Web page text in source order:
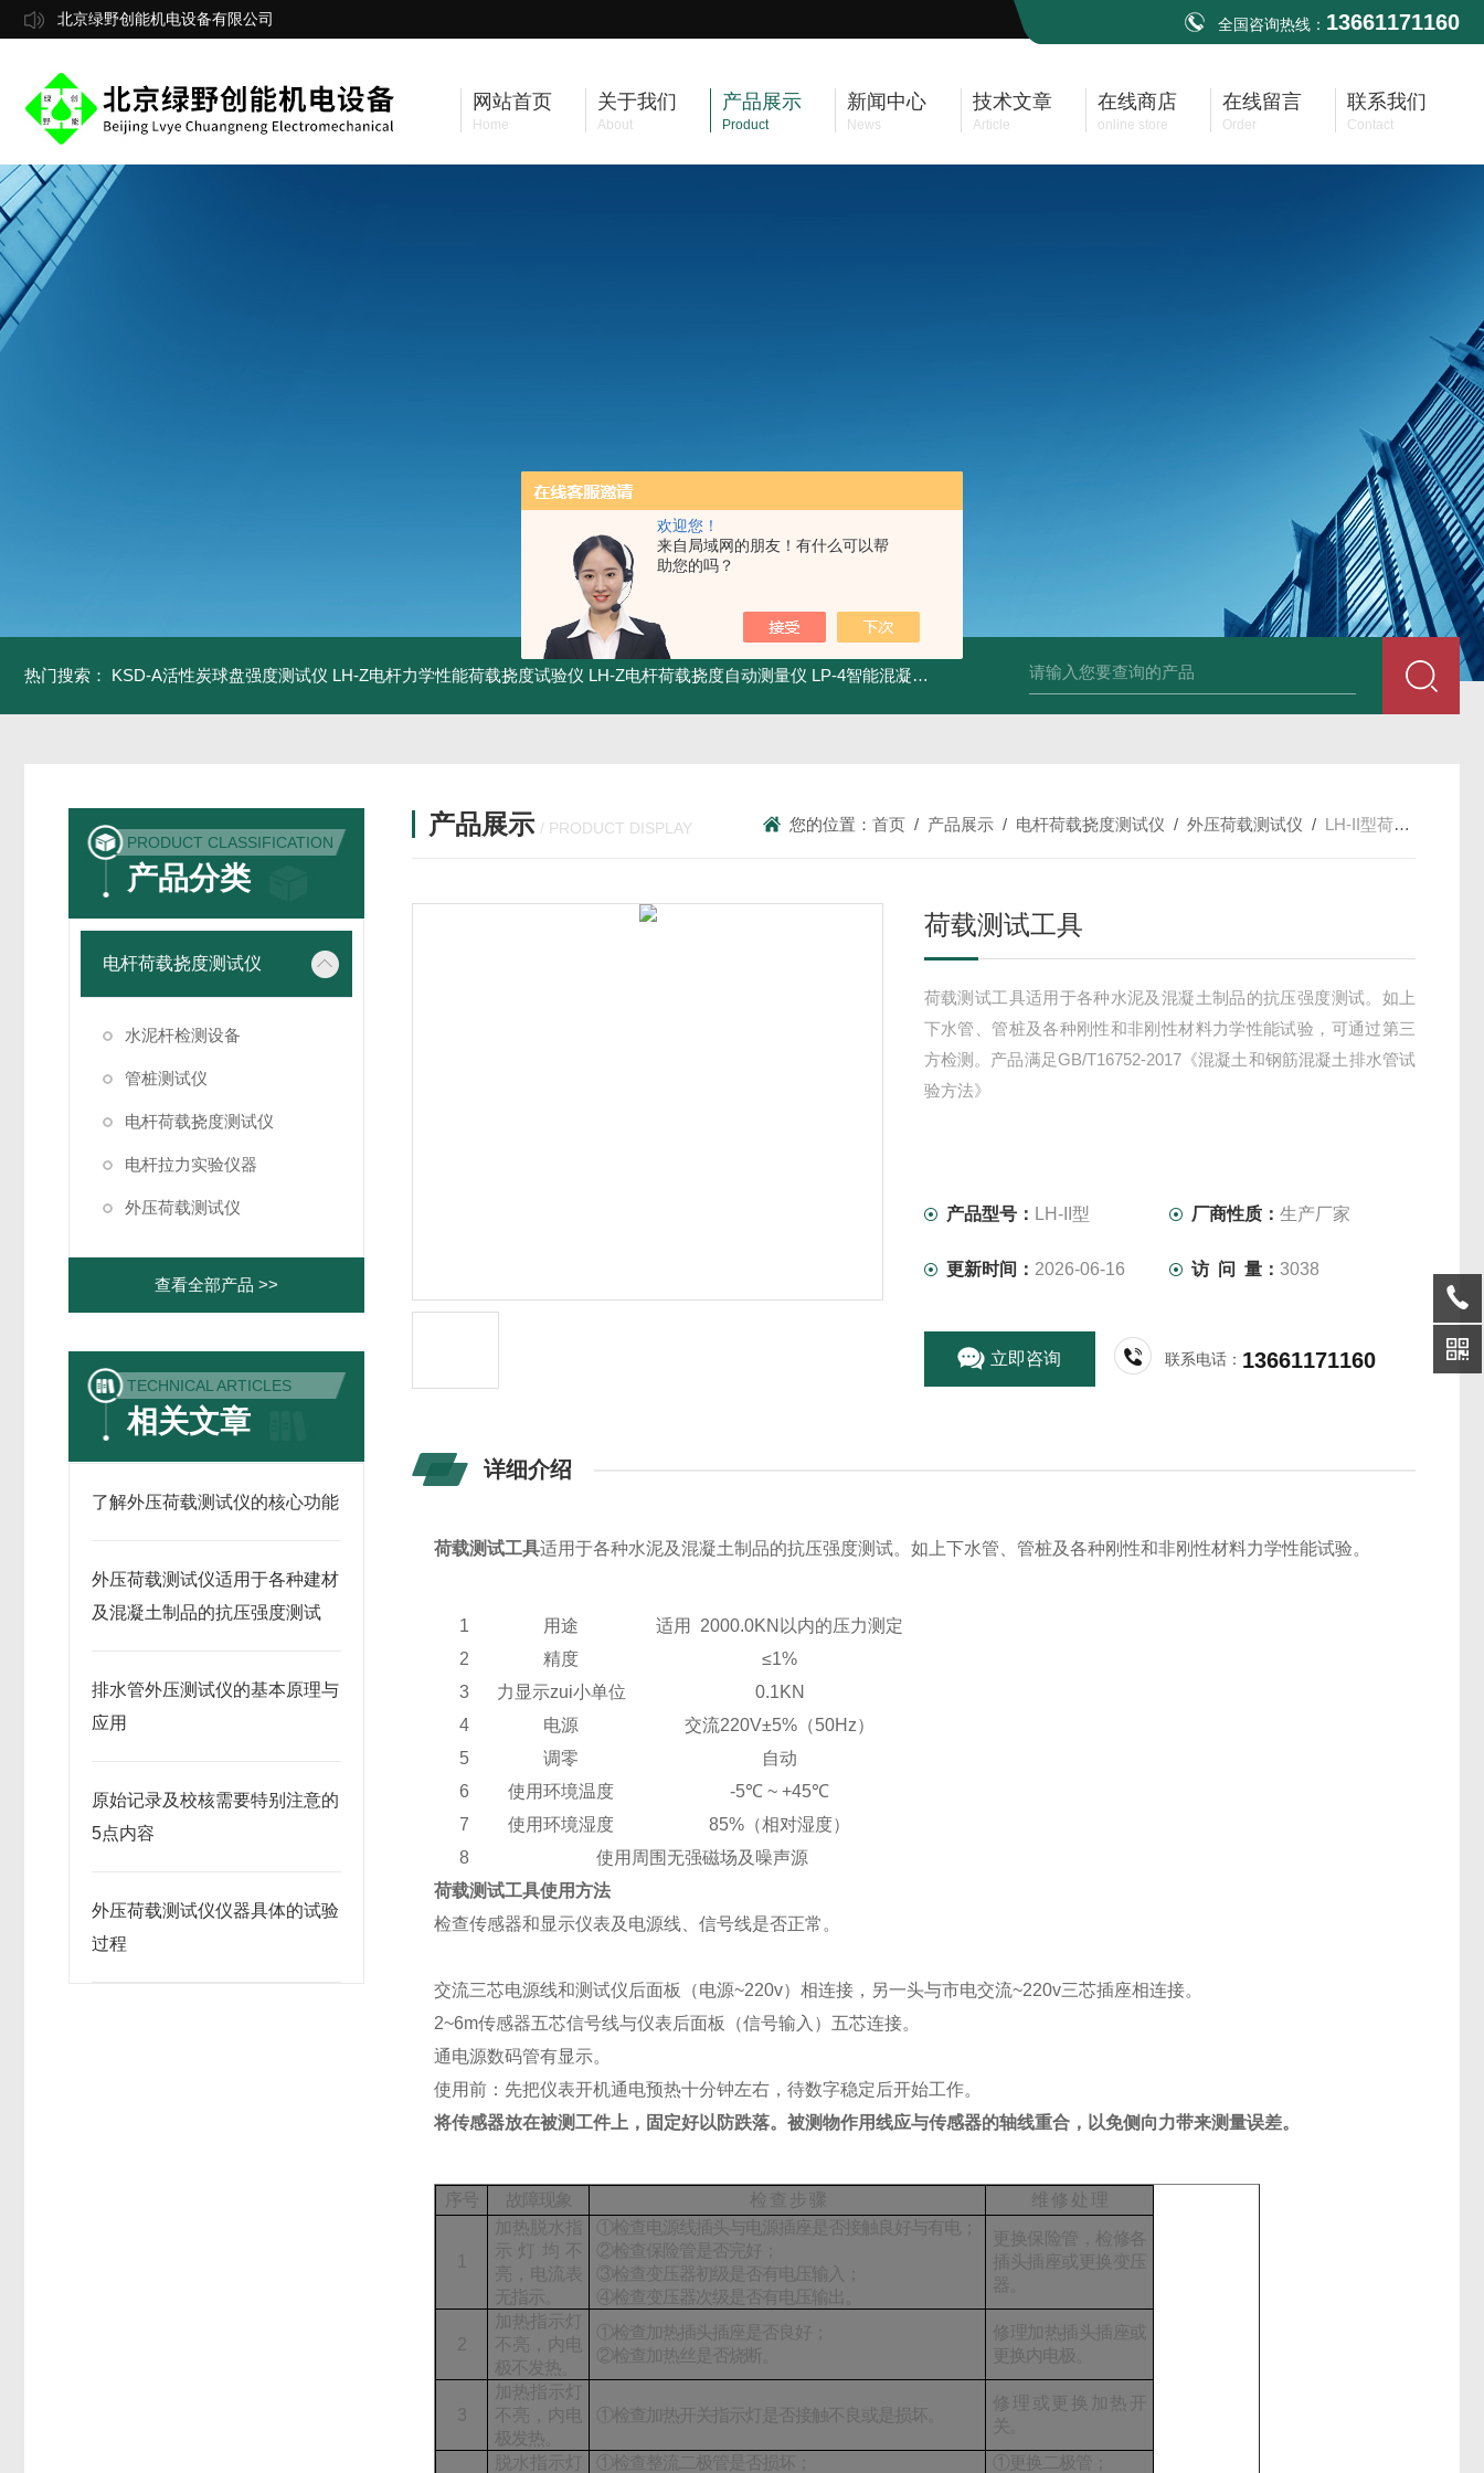
欢迎您！
来自局域网的朋友！有什么可以帮
助您的吗？
北京绿野创能机电设备有限公司 全国咨询热线： 13661171160
网站首页
Home
关于我们
About
产品展示
Product
新闻中心
News
技术文章
Article
在线商店
online store
在线留言
Order
联系我们
Contact
热门搜索： KSD-A活性炭球盘强度测试仪 LH-Z电杆力学性能荷载挠度试验仪 LH-Z电杆荷载挠度自动测量仪 LP-4智能混凝土电杆检测系统 LP-4混凝土电杆检测仪 LW-4电杆荷载挠度自动测量仪（无线
PRODUCT CLASSIFICATION
产品分类
电杆荷载挠度测试仪
水泥杆检测设备
管桩测试仪
电杆荷载挠度测试仪
电杆拉力实验仪器
外压荷载测试仪
查看全部产品 >>
TECHNICAL ARTICLES
相关文章
了解外压荷载测试仪的核心功能
外压荷载测试仪适用于各种建材
及混凝土制品的抗压强度测试
排水管外压测试仪的基本原理与
应用
原始记录及校核需要特别注意的
5点内容
外压荷载测试仪仪器具体的试验
过程
产品展示 / PRODUCT DISPLAY 您的位置：首页 / 产品展示 / 电杆荷载挠度测试仪 /外压荷载测试仪 / LH-II型荷载测试工具
荷载测试工具
荷载测试工具适用于各种水泥及混凝土制品的抗压强度测试。如上
下水管、管桩及各种刚性和非刚性材料力学性能试验，可通过第三
方检测。产品满足GB/T16752-2017《混凝土和钢筋混凝土排水管试
验方法》
产品型号： LH-II型 厂商性质：生产厂家
更新时间： 2026-06-16 访 问 量：3038
立即咨询 联系电话： 13661171160
详细介绍
荷载测试工具适用于各种水泥及混凝土制品的抗压强度测试。如上下水管、管桩及各种刚性和非刚性材料力学性能试验。
1 用途
适用 2000.0KN以内的压力测定
2
精度
≤1%
3
力显示zui小单位
0.1KN
4
电源
交流220V±5%（50Hz）
5
调零
自动
6
使用环境温度
-5℃ ~ +45℃
7
使用环境湿度
85%（相对湿度）
8
使用周围无强磁场及噪声源
荷载测试工具使用方法
检查传感器和显示仪表及电源线、信号线是否正常。
交流三芯电源线和测试仪后面板（电源~220v）相连接，另一头与市电交流~220v三芯插座相连接。
2~6m传感器五芯信号线与仪表后面板（信号输入）五芯连接。
通电源数码管有显示。
使用前：先把仪表开机通电预热十分钟左右，待数字稳定后开始工作。
将传感器放在被测工件上，固定好以防跌落。被测物作用线应与传感器的轴线重合，以免侧向力带来测量误差。
序号 故障现象 检 查 步 骤 维 修 处 理
加热脱水指
示灯均不
亮，电流表
无指示。
①检查电源线插头与电源插座是否接触良好与有电；
②检查保险管是否完好；
③检查变压器初级是否有电压输入；
④检查变压器次级是否有电压输出。
更换保险管，检修各
插头插座或更换变压
器。
2
加热指示灯
不亮，内电
极不发热。
①检查加热插头插座是否良好；
②检查加热丝是否烧断。
修理加热插头插座或
更换内电极。
3
加热指示灯
不亮，内电
极发热。
①检查加热开关指示灯是否接触不良或是损坏。
修理或更换加热开
关。
脱水指示灯
①检查整流二极管是否损坏；
①更换二极管；